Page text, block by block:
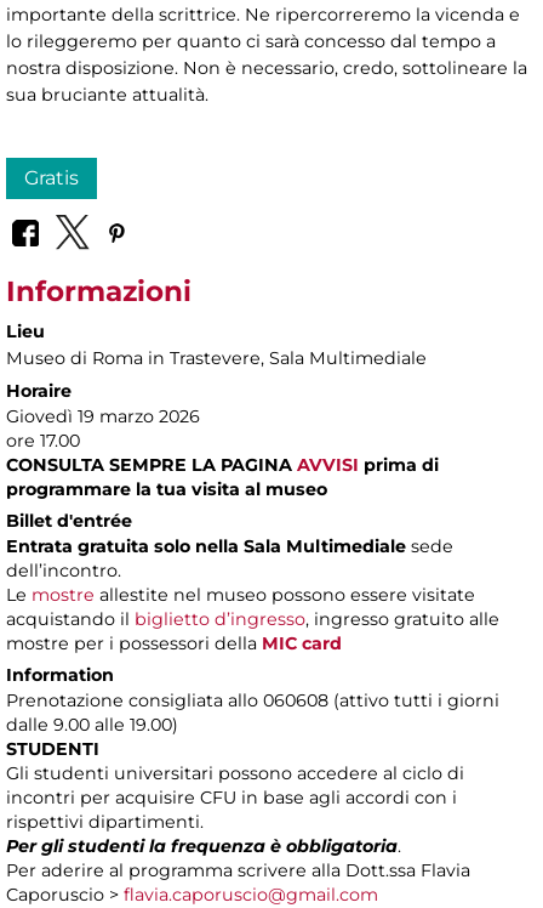
importante della scrittrice. Ne ripercorreremo la vicenda e
lo rileggeremo per quanto ci sarà concesso dal tempo a
nostra disposizione. Non è necessario, credo, sottolineare la
sua bruciante attualità.
Gratis
Informazioni
Lieu
Museo di Roma in Trastevere, Sala Multimediale
Horaire
Giovedì 19 marzo 2026
ore 17.00
CONSULTA SEMPRE LA PAGINA AVVISI prima di
programmare la tua visita al museo
Billet d'entrée
Entrata gratuita solo nella Sala Multimediale sede
dell’incontro.
Le mostre allestite nel museo possono essere visitate
acquistando il biglietto d’ingresso, ingresso gratuito alle
mostre per i possessori della MIC card
Information
Prenotazione consigliata allo 060608 (attivo tutti i giorni
dalle 9.00 alle 19.00)
STUDENTI
Gli studenti universitari possono accedere al ciclo di
incontri per acquisire CFU in base agli accordi con i
rispettivi dipartimenti.
Per gli studenti la frequenza è obbligatoria.
Per aderire al programma scrivere alla Dott.ssa Flavia
Caporuscio > flavia.caporuscio@gmail.com